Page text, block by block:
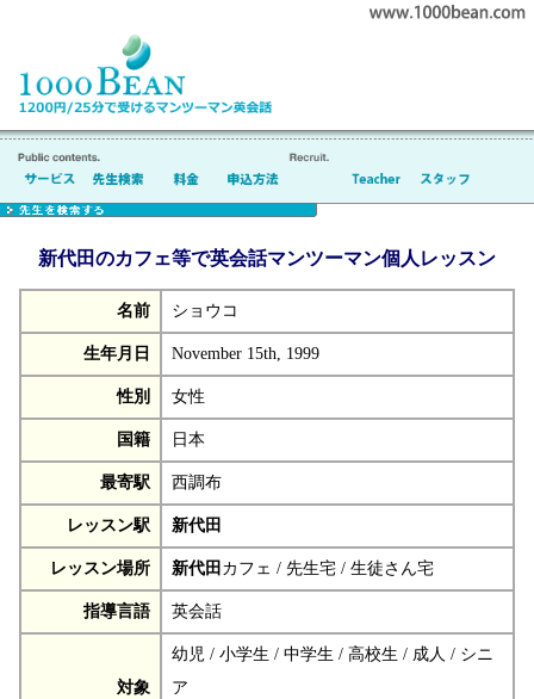
新代田のカフェ等で英会話マンツーマン個人レッスン
名前 ショウコ
生年月日 November 15th, 1999
性別 女性
国籍 日本
最寄駅 西調布
レッスン駅 新代田
レッスン場所 新代田 カフェ / 先生宅 / 生徒さん宅
指導言語 英会話
対象
幼児 / 小学生 / 中学生 / 高校生 / 成人 / シニ
ア